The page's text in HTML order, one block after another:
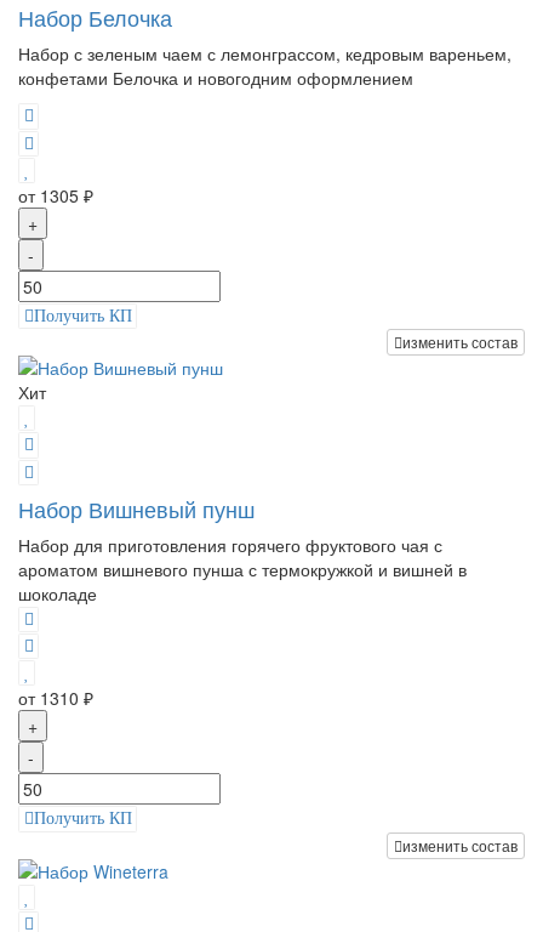
Набор Белочка
Набор с зеленым чаем с лемонграссом, кедровым вареньем,
конфетами Белочка и новогодним оформлением
от 1305 ₽
+
-
Получить КП
изменить состав
Хит
Набор Вишневый пунш
Набор для приготовления горячего фруктового чая с
ароматом вишневого пунша с термокружкой и вишней в
шоколаде
от 1310 ₽
+
-
Получить КП
изменить состав